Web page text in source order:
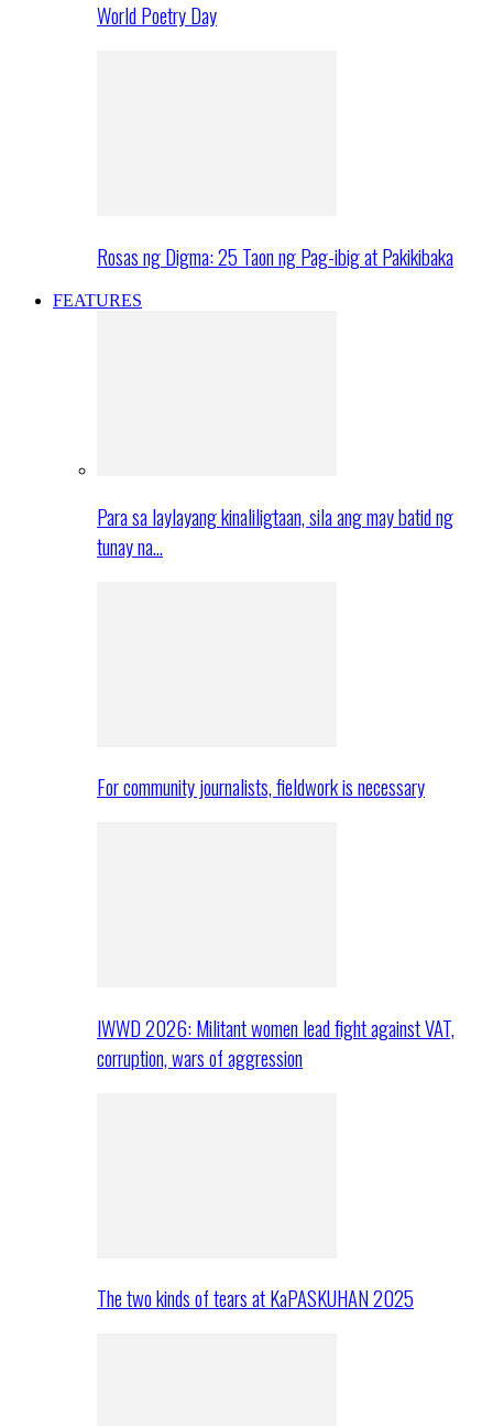
World Poetry Day
Rosas ng Digma: 25 Taon ng Pag-ibig at Pakikibaka
FEATURES
Para sa laylayang kinaliligtaan, sila ang may batid ng
tunay na…
For community journalists, fieldwork is necessary
IWWD 2026: Militant women lead fight against VAT,
corruption, wars of aggression
The two kinds of tears at KaPASKUHAN 2025